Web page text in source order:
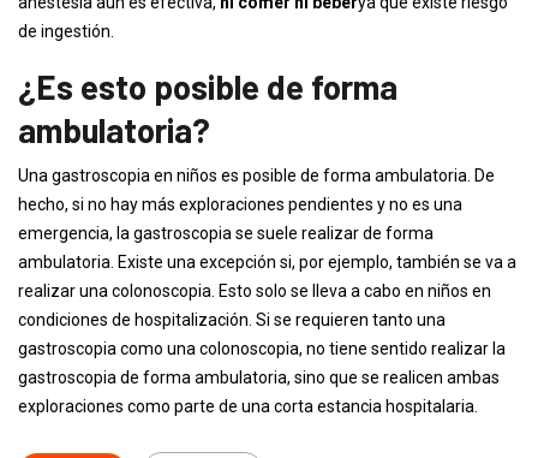
de ingestión.
¿Es esto posible de forma
ambulatoria?
Una gastroscopia en niños es posible de forma ambulatoria. De
hecho, si no hay más exploraciones pendientes y no es una
emergencia, la gastroscopia se suele realizar de forma
ambulatoria. Existe una excepción si, por ejemplo, también se va a
realizar una colonoscopia. Esto solo se lleva a cabo en niños en
condiciones de hospitalización. Si se requieren tanto una
gastroscopia como una colonoscopia, no tiene sentido realizar la
gastroscopia de forma ambulatoria, sino que se realicen ambas
exploraciones como parte de una corta estancia hospitalaria.